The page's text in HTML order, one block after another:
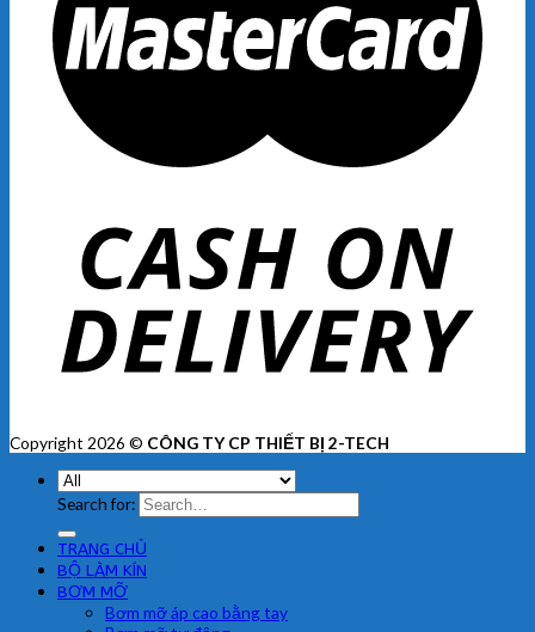
Copyright 2026 © CÔNG TY CP THIẾT BỊ 2-TECH
Search for:
TRANG CHỦ
BỘ LÀM KÍN
BƠM MỠ
Bơm mỡ áp cao bằng tay